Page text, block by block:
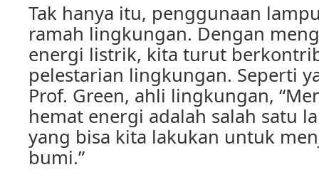
Tak hanya itu, penggunaan
ramah lingkungan. Dengan
energi listrik, kita turut
pelestarian lingkungan. Seperti
Prof. Green, ahli lingkungan,
hemat energi adalah salah satu
yang bisa kita lakukan untuk
bumi.”